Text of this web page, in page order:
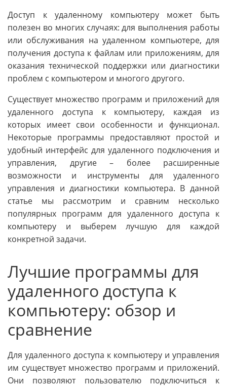
Доступ к удаленному компьютеру может быть
полезен во многих случаях: для выполнения работы
или обслуживания на удаленном компьютере, для
получения доступа к файлам или приложениям, для
оказания технической поддержки или диагностики
проблем с компьютером и многого другого.
Существует множество программ и приложений для
удаленного доступа к компьютеру, каждая из
которых имеет свои особенности и функционал.
Некоторые программы предоставляют простой и
удобный интерфейс для удаленного подключения и
управления, другие – более расширенные
возможности и инструменты для удаленного
управления и диагностики компьютера. В данной
статье мы рассмотрим и сравним несколько
популярных программ для удаленного доступа к
компьютеру и выберем лучшую для каждой
конкретной задачи.
Лучшие программы для
удаленного доступа к
компьютеру: обзор и
сравнение
Для удаленного доступа к компьютеру и управления
им существует множество программ и приложений.
Они позволяют пользователю подключиться к